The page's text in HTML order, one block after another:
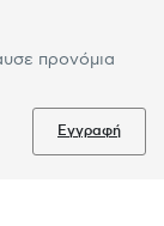
προνόμια
Εγγραφή